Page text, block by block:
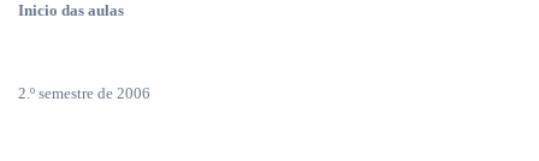
Inicio das aulas
2.º semestre de 2006